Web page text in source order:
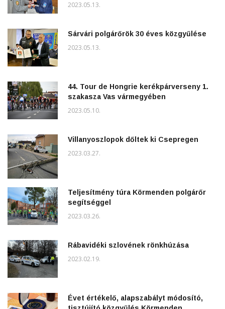
2023.05.13.
Sárvári polgárőrök 30 éves közgyűlése
2023.05.13.
44. Tour de Hongrie kerékpárverseny 1.
szakasza Vas vármegyében
2023.05.10.
Villanyoszlopok dőltek ki Csepregen
2023.03.27.
Teljesítmény túra Körmenden polgárőr
segítséggel
2023.03.26.
Rábavidéki szlovének rönkhúzása
2023.02.19.
Évet értékelő, alapszabályt módosító,